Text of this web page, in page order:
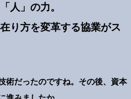
人」の力。
り方を変革する協業がス
術だったのですね。その後、資本